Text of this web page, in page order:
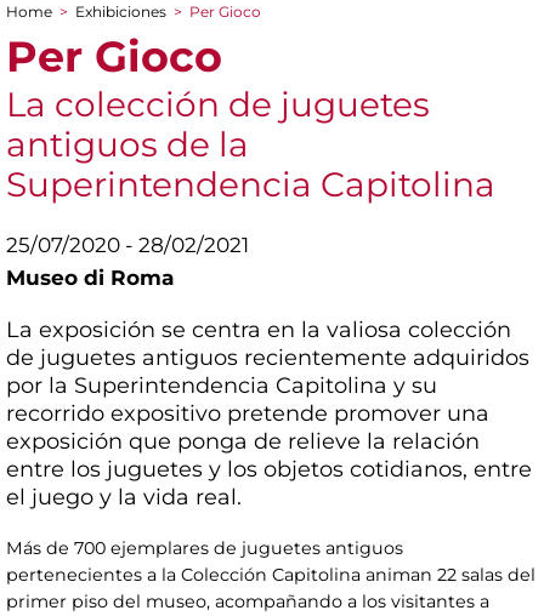
You are here
Home > Exhibiciones > Per Gioco
Per Gioco
La colección de juguetes
antiguos de la
Superintendencia Capitolina
25/07/2020 - 28/02/2021
Museo di Roma
La exposición se centra en la valiosa colección
de juguetes antiguos recientemente adquiridos
por la Superintendencia Capitolina y su
recorrido expositivo pretende promover una
exposición que ponga de relieve la relación
entre los juguetes y los objetos cotidianos, entre
el juego y la vida real.
Más de 700 ejemplares de juguetes antiguos
pertenecientes a la Colección Capitolina animan 22 salas del
primer piso del museo, acompañando a los visitantes a